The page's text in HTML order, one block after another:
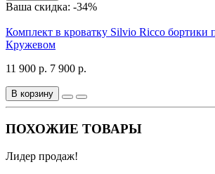
Ваша скидка: -34%
Комплект в кроватку Silvio Ricco бортики
Кружевом
11 900 р. 7 900 р.
В корзину
ПОХОЖИЕ ТОВАРЫ
Лидер продаж!